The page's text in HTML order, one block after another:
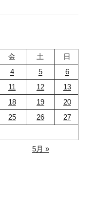
金 土
日
4 5
6
11 12
13
18 19
20
25 26
27
5月 »